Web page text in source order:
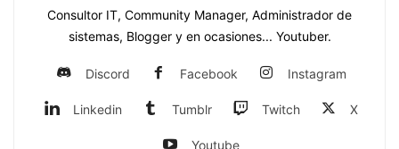
Consultor IT, Community Manager, Administrador de
sistemas, Blogger y en ocasiones... Youtuber.
Discord Facebook Instagram
Linkedin Tumblr Twitch X
Youtube